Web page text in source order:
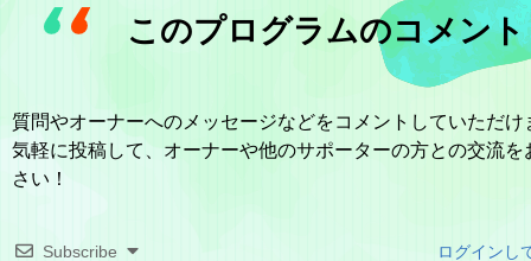
このプログラムのコメント
質問やオーナーへのメッセージなどをコメントしていただけ
気軽に投稿して、オーナーや他のサポーターの方との交流を
さい！
Subscribe ログインし